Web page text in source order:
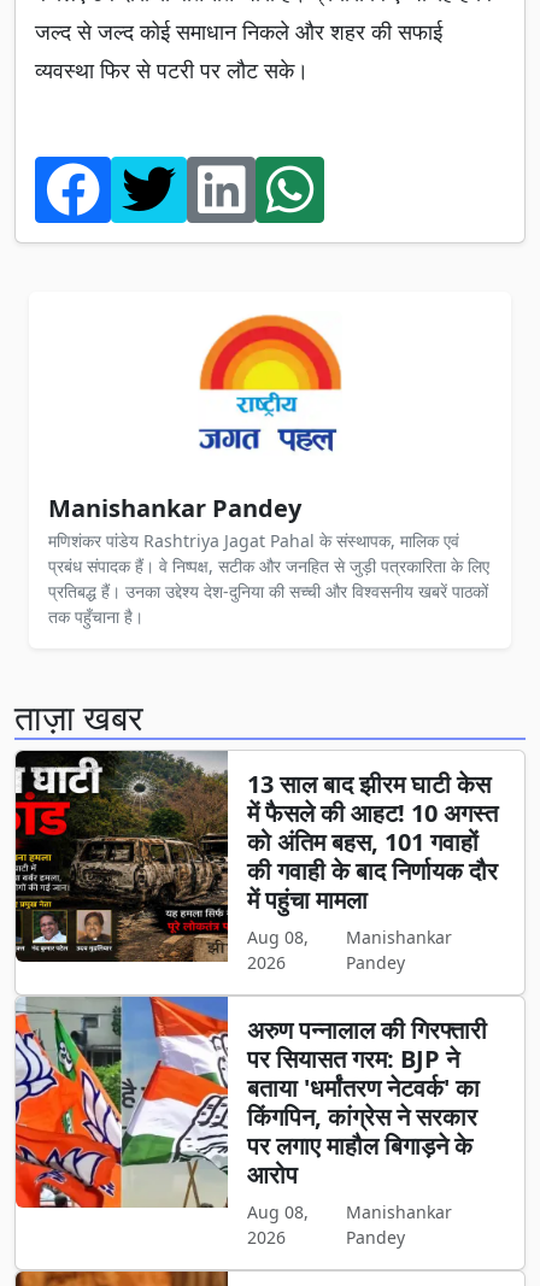
जल्द से जल्द कोई समाधान निकले और शहर की सफाई
व्यवस्था फिर से पटरी पर लौट सके।
Manishankar Pandey
मणिशंकर पांडेय Rashtriya Jagat Pahal के संस्थापक, मालिक एवं
प्रबंध संपादक हैं। वे निष्पक्ष, सटीक और जनहित से जुड़ी पत्रकारिता के लिए
प्रतिबद्ध हैं। उनका उद्देश्य देश-दुनिया की सच्ची और विश्वसनीय खबरें पाठकों
तक पहुँचाना है।
ताज़ा खबर
13 साल बाद झीरम घाटी केस
में फैसले की आहट! 10 अगस्त
को अंतिम बहस, 101 गवाहों
की गवाही के बाद निर्णायक दौर
में पहुंचा मामला
Aug 08,
2026
Manishankar
Pandey
अरुण पन्नालाल की गिरफ्तारी
पर सियासत गरम: BJP ने
बताया 'धर्मांतरण नेटवर्क' का
किंगपिन, कांग्रेस ने सरकार
पर लगाए माहौल बिगाड़ने के
आरोप
Aug 08,
2026
Manishankar
Pandey